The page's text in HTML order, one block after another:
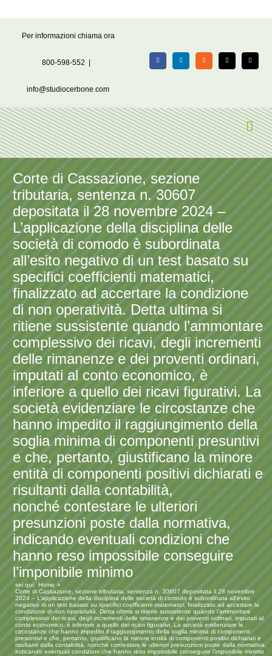
Per informazioni chiama ora
800-598-552
info@studiocerbone.com
FacebookLinkedIn Rss X Email
Corte di Cassazione, sezione
tributaria, sentenza n. 30607
depositata il 28 novembre 2024 –
L’applicazione della disciplina delle
società di comodo è subordinata
all’esito negativo di un test basato su
specifici coefficienti matematici,
finalizzato ad accertare la condizione
di non operatività. Detta ultima si
ritiene sussistente quando l’ammontare
complessivo dei ricavi, degli incrementi
delle rimanenze e dei proventi ordinari,
imputati al conto economico, è
inferiore a quello dei ricavi figurativi. La
società evidenziare le circostanze che
hanno impedito il raggiungimento della
soglia minima di componenti presuntivi
e che, pertanto, giustificano la minore
entità di componenti positivi dichiarati e
risultanti dalla contabilità,
nonché contestare le ulteriori
presunzioni poste dalla normativa,
indicando eventuali condizioni che
hanno reso impossibile conseguire
l’imponibile minimo
sei qui: Home
Corte di Cassazione, sezione tributaria, sentenza n. 30607 depositata il 28 novembre
2024 – L’applicazione della disciplina delle società di comodo è subordinata all’esito
negativo di un test basato su specifici coefficienti matematici, finalizzato ad accertare la
condizione di non operatività. Detta ultima si ritiene sussistente quando l’ammontare
complessivo dei ricavi, degli incrementi delle rimanenze e dei proventi ordinari, imputati al
conto economico, è inferiore a quello dei ricavi figurativi. La società evidenziare le
circostanze che hanno impedito il raggiungimento della soglia minima di componenti
presuntivi e che, pertanto, giustificano la minore entità di componenti positivi dichiarati e
risultanti dalla contabilità, nonché contestare le ulteriori presunzioni poste dalla normativa,
indicando eventuali condizioni che hanno reso impossibile conseguire l’imponibile minimo